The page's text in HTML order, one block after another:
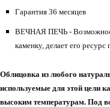
Гарантия 36 месяцев
ВЕЧНАЯ ПЕЧЬ -
каменку, делает его
Облицовка из любого
используемые для этой цели
высоким температурам. Под